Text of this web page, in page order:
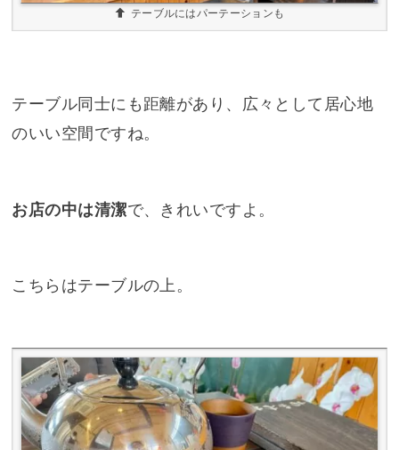
テーブルにはパーテーションも
テーブル同士にも距離があり、広々として居心地
のいい空間ですね。
お店の中は清潔で、きれいですよ。
こちらはテーブルの上。